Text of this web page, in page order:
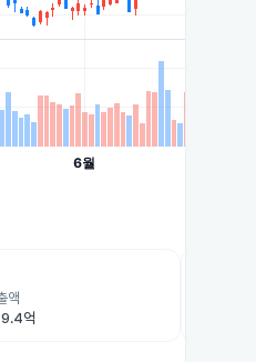
액
억